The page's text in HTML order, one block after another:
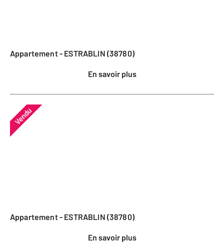
Appartement - ESTRABLIN (38780)
En savoir plus
Vendu
Appartement - ESTRABLIN (38780)
En savoir plus